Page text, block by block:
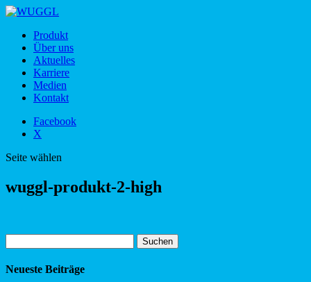
Produkt
Über uns
Aktuelles
Karriere
Medien
Kontakt
Facebook
X
Seite wählen
wuggl-produkt-2-high
nach:
Neueste Beiträge